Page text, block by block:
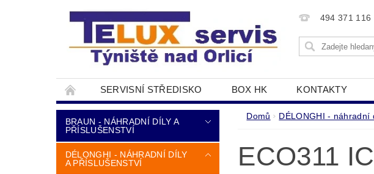
494 371 116
SERVISNÍ STŘEDISKO BOX HK KONTAKTY
DOPRAVA A PLATBA NAPIŠTE NÁM OBCHODNÍ
BRAUN - NÁHRADNÍ DÍLY A
PŘÍSLUŠENSTVÍ
DÉLONGHI - NÁHRADNÍ DÍLY
A PŘÍSLUŠENSTVÍ
Domů DÉLONGHI -
ECO311